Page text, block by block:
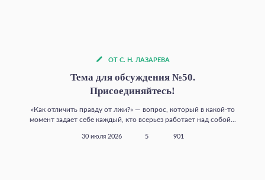
ОТ С. Н. ЛАЗАРЕВА
Тема для обсуждения №50.
Присоединяйтесь!
«Как отличить правду от лжи?» — вопрос, который в какой‑то
момент задает себе каждый, кто всерьез работает над собой...
30 июля 2026 5 901